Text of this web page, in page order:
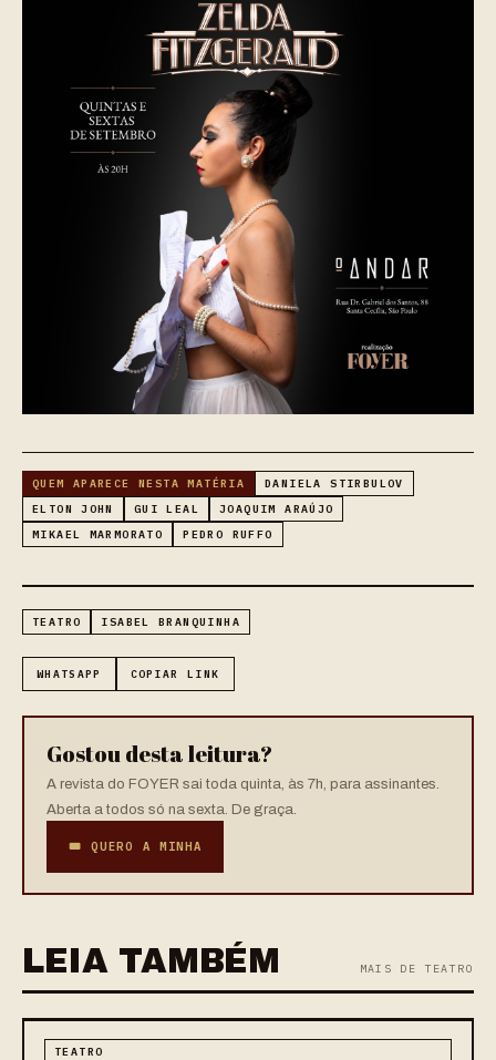
QUEM APARECE NESTA MATÉRIA
DANIELA STIRBULOV
ELTON JOHN
GUI LEAL
JOAQUIM ARAÚJO
MIKAEL MARMORATO
PEDRO RUFFO
TEATRO ISABEL BRANQUINHA
WHATSAPP COPIAR LINK
Gostou desta leitura?
A revista do FOYER sai toda quinta, às 7h, para assinantes.
Aberta a todos só na sexta. De graça.
🎟 QUERO A MINHA
LEIA TAMBÉM MAIS DE TEATRO
TEATRO